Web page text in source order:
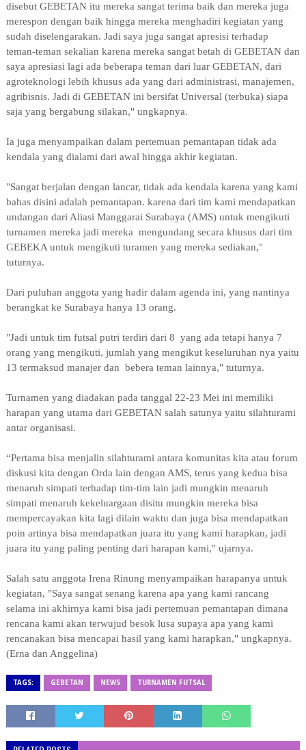
disebut GEBETAN itu mereka sangat terima baik dan mereka juga
merespon dengan baik hingga mereka menghadiri kegiatan yang
sudah diselengarakan. Jadi saya juga sangat apresisi terhadap
teman-teman sekalian karena mereka sangat betah di GEBETAN dan
saya apresiasi lagi ada beberapa teman dari luar GEBETAN, dari
agroteknologi lebih khusus ada yang dari administrasi, manajemen,
agribisnis. Jadi di GEBETAN ini bersifat Universal (terbuka) siapa
saja yang bergabung silakan," ungkapnya.
Ia juga menyampaikan dalam pertemuan pemantapan tidak ada
kendala yang dialami dari awal hingga akhir kegiatan.
"Sangat berjalan dengan lancar, tidak ada kendala karena yang kami
bahas disini adalah pemantapan. karena dari tim kami mendapatkan
undangan dari Aliasi Manggarai Surabaya (AMS) untuk mengikuti
turnamen mereka jadi mereka mengundang secara khusus dari tim
GEBEKA untuk mengikuti turamen yang mereka sediakan,"
tuturnya.
Dari puluhan anggota yang hadir dalam agenda ini, yang nantinya
berangkat ke Surabaya hanya 13 orang.
"Jadi untuk tim futsal putri terdiri dari 8 yang ada tetapi hanya 7
orang yang mengikuti, jumlah yang mengikut keseluruhan nya yaitu
13 termaksud manajer dan bebera teman lainnya," tuturnya.
Turnamen yang diadakan pada tanggal 22-23 Mei ini memiliki
harapan yang utama dari GEBETAN salah satunya yaitu silahturami
antar organisasi.
“Pertama bisa menjalin silahturami antara komunitas kita atau forum
diskusi kita dengan Orda lain dengan AMS, terus yang kedua bisa
menaruh simpati terhadap tim-tim lain jadi mungkin menaruh
simpati menaruh kekeluargaan disitu mungkin mereka bisa
mempercayakan kita lagi dilain waktu dan juga bisa mendapatkan
poin artinya bisa mendapatkan juara itu yang kami harapkan, jadi
juara itu yang paling penting dari harapan kami," ujarnya.
Salah satu anggota Irena Rinung menyampaikan harapanya untuk
kegiatan, "Saya sangat senang karena apa yang kami rancang
selama ini akhirnya kami bisa jadi pertemuan pemantapan dimana
rencana kami akan terwujud besok lusa supaya apa yang kami
rencanakan bisa mencapai hasil yang kami harapkan," ungkapnya.
(Erna dan Anggelina)
TAGS: GEBETAN NEWS TURNAMEN FUTSAL